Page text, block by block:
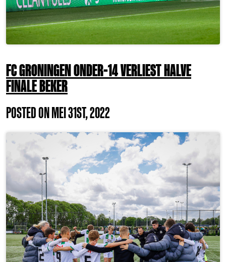
FC GRONINGEN ONDER-14 VERLIEST HALVE
FINALE BEKER
POSTED ON MEI 31ST, 2022